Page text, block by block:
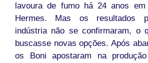
lavoura de fumo há 24 anos em
Hermes. Mas os resultados
indústria não se confirmaram, o
buscasse novas opções. Após
os Boni apostaram na